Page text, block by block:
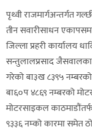
पृथ्वी राजमार्गअन्तर्गत
तीन सवारीसाधन
जिल्ला प्रहरी कार्यालय
सन्तुलालप्रसाद
गरेको बा३ख ८३९५
बा६०प ४८६९ नम्बरको
मोटरसाइकल
९३३६ नम्को कारमा समेत